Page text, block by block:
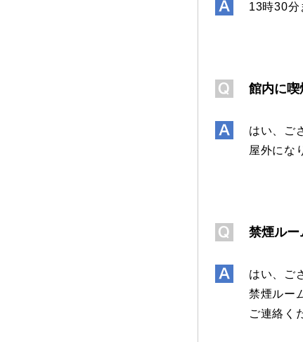
13時30分
館内に喫
はい、ご
屋外にな
禁煙ルー
はい、ご
禁煙ルー
ご連絡く